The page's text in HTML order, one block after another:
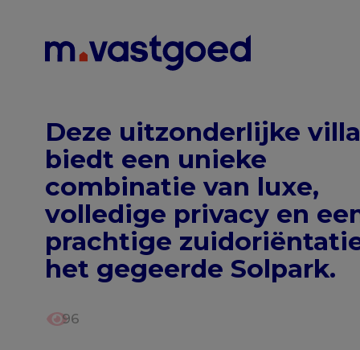
Deze uitzonderlijke villa
biedt een unieke
combinatie van luxe,
volledige privacy en
prachtige
het gegeerde Solpark.
96